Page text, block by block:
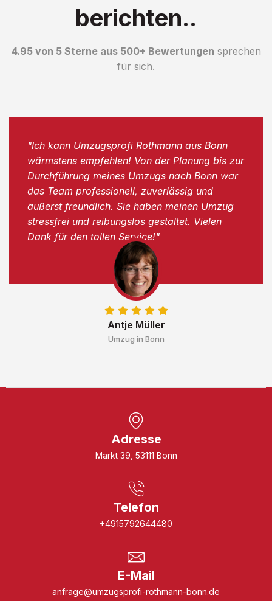
berichten..
4.95 von 5 Sterne aus 500+ Bewertungen sprechen
für sich.
Antje Müller
Umzug in Bonn
"Ich kann Umzugsprofi Rothmann aus Bonn
wärmstens empfehlen! Von der Planung bis zur
Durchführung meines Umzugs nach Bonn war
das Team professionell, zuverlässig und
äußerst freundlich. Sie haben meinen Umzug
stressfrei und reibungslos gestaltet. Vielen
Dank für den tollen Service!"
Adresse
Markt 39, 53111 Bonn
Telefon
+4915792644480
E-Mail
anfrage@umzugsprofi-rothmann-bonn.de